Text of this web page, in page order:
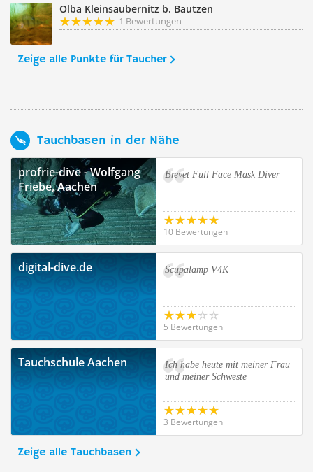
Olba Kleinsaubernitz b. Bautzen
1 Bewertungen
Zeige alle Punkte für Taucher
Tauchbasen in der Nähe
profrie-dive - Wolfgang
Friebe, Aachen
Brevet Full Face Mask Diver
10 Bewertungen
digital-dive.de Scupalamp V4K
5 Bewertungen
Tauchschule Aachen
Ich habe heute mit meiner Frau
und meiner Schweste
3 Bewertungen
Zeige alle Tauchbasen